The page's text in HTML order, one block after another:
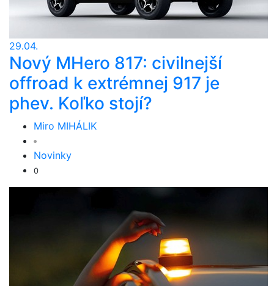
29.04.
Nový MHero 817: civilnejší
offroad k extrémnej 917 je
phev. Koľko stojí?
Miro MIHÁLIK
Novinky
0